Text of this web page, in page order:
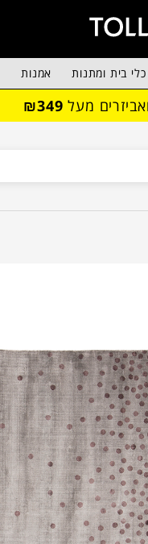
כלי בית ומתנות אמנות
מעל ₪349